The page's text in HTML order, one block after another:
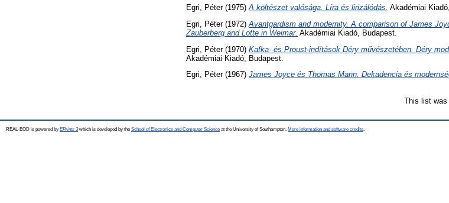
Egri, Péter(1975) A költészet valósága. Líra és lirizálódás. Akadémiai
Egri, Péter(1972) Avantgardism and modernity. A comparison of James
Zauberberg and Lotte in Weimar. Akadémiai Kiadó, Budapest.
Egri, Péter(1970) Kafka- és Proust-indítások Déry művészetében. Déry
Akadémiai Kiadó, Budapest.
Egri, Péter(1967) James Joyce és Thomas Mann. Dekadencia és
This list was
REAL-EOD is powered by EPrints 3which is developed by the School of Electronics and Computer Science at the University of Southampton. More information and software credits